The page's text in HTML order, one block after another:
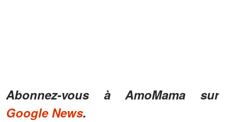
Abonnez-vous à AmoMama sur
Google News.